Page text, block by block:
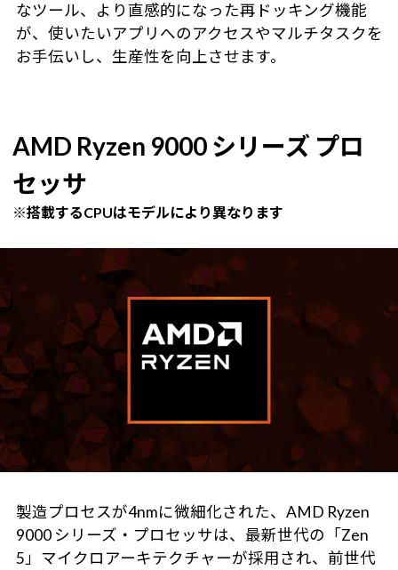
なツール、より直感的になった再ドッキング機能
が、使いたいアプリへのアクセスやマルチタスクを
お手伝いし、生産性を向上させます。
AMD Ryzen 9000 シリーズ プロ
セッサ
※搭載するCPUはモデルにより異なります
製造プロセスが4nmに微細化された、AMD Ryzen
9000 シリーズ・プロセッサは、最新世代の「Zen
5」マイクロアーキテクチャーが採用され、前世代